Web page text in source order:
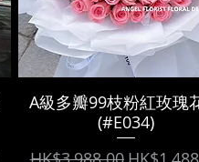
A級多瓣99枝粉紅玫瑰
(#E034)
Regular PriceSale